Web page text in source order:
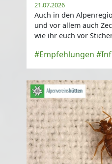
21.07.2026
Auch in den
und vor allem auch
wie ihr euch vor
#Empfehlungen